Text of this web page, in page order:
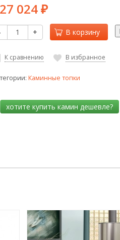
024 ₽
+ В корзину
К сравнению В избранное
Каминные топки